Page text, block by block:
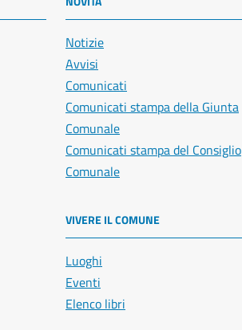
Notizie
Avvisi
Comunicati
Comunicati stampa della Giunta
Comunale
Comunicati stampa del Consiglio
Comunale
VIVERE IL COMUNE
Luoghi
Eventi
Elenco libri